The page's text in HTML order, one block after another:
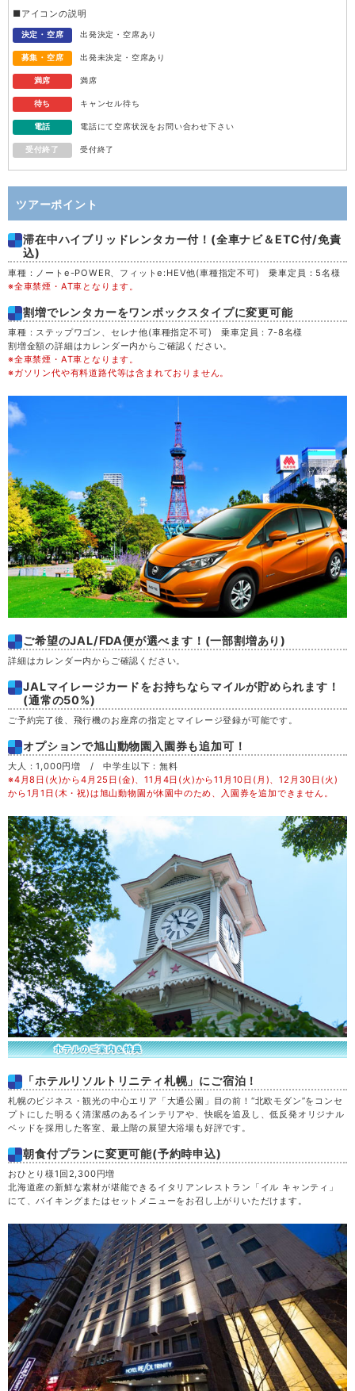
木 13
金 14
日 16
月 17
火 18
水 19
木 20
金 21
月 24
火 25
水 26
木 27
金 28
土 29
月 31
■アイコンの説明
決定・空席 出発決定・空席あり
募集・空席 出発未決定・空席あり
満席 満席
待ち キャンセル待ち
電話 電話にて空席状況をお問い合わせ下さい
受付終了 受付終了
ツアーポイント
滞在中ハイブリッドレンタカー付！(全車ナビ＆ETC付/免責
込)
車種：ノートe-POWER、フィットe:HEV他(車種指定不可) 乗車定員：5名様
※全車禁煙・AT車となります。
割増でレンタカーをワンボックスタイプに変更可能
車種：ステップワゴン、セレナ他(車種指定不可) 乗車定員：7-8名様
割増金額の詳細はカレンダー内からご確認ください。
※全車禁煙・AT車となります。
※ガソリン代や有料道路代等は含まれておりません。
ご希望のJAL/FDA便が選べます！(一部割増あり)
詳細はカレンダー内からご確認ください。
JALマイレージカードをお持ちならマイルが貯められます！
(通常の50%)
ご予約完了後、飛行機のお座席の指定とマイレージ登録が可能です。
オプションで旭山動物園入園券も追加可！
大人：1,000円増 / 中学生以下：無料
※4月8日(火)から4月25日(金)、11月4日(火)から11月10日(月)、12月30日(火)
から1月1日(木・祝)は旭山動物園が休園中のため、入園券を追加できません。
「ホテルリソルトリニティ札幌」にご宿泊！
札幌のビジネス・観光の中心エリア「大通公園」目の前！“北欧モダン”をコンセ
プトにした明るく清潔感のあるインテリアや、快眠を追及し、低反発オリジナル
ベッドを採用した客室、最上階の展望大浴場も好評です。
朝食付プランに変更可能(予約時申込)
おひとり様1回2,300円増
北海道産の新鮮な素材が堪能できるイタリアンレストラン「イル キャンティ」
にて、バイキングまたはセットメニューをお召し上がりいただけます。